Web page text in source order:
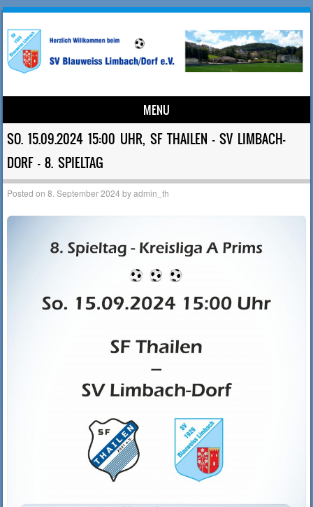
MENU
Skip to content
SO. 15.09.2024 15:00 UHR, SF THAILEN – SV LIMBACH-
DORF – 8. SPIELTAG
Posted on8. September 2024 byadmin_th